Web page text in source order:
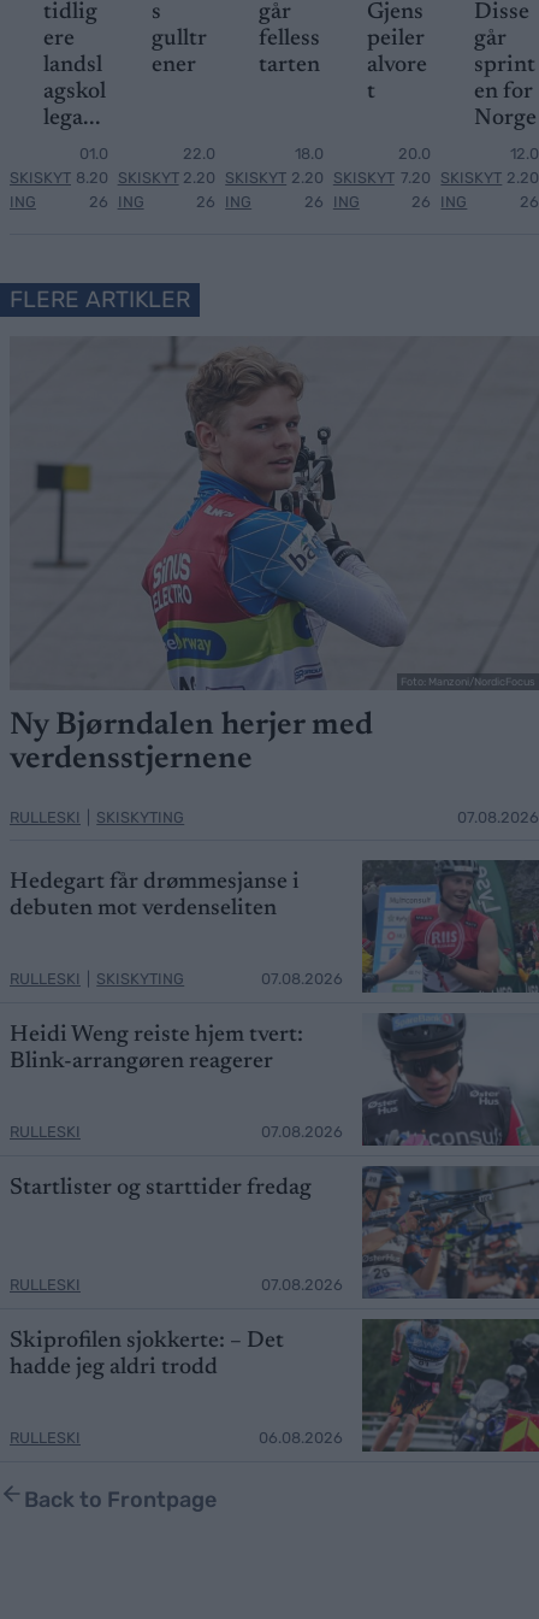
tidlig
ere
landsl
agskol
lega...
SKISKYT
ING
01.0
8.20
26
s
gulltr
ener
SKISKYT
ING
22.0
2.20
26
går
felless
tarten
SKISKYT
ING
18.0
2.20
26
Gjens
peiler
alvore
t
SKISKYT
ING
20.0
7.20
26
Disse
går
sprint
en for
Norge
SKISKYT
ING
12.0
2.20
26
FLERE ARTIKLER
Foto: Manzoni/NordicFocus
Ny Bjørndalen herjer med
verdensstjernene
RULLESKI SKISKYTING 07.08.2026
Hedegart får drømmesjanse i
debuten mot verdenseliten
RULLESKI SKISKYTING 07.08.2026
Heidi Weng reiste hjem tvert:
Blink-arrangøren reagerer
RULLESKI 07.08.2026
Startlister og starttider fredag
RULLESKI 07.08.2026
Skiprofilen sjokkerte: – Det
hadde jeg aldri trodd
RULLESKI 06.08.2026
Back to Frontpage